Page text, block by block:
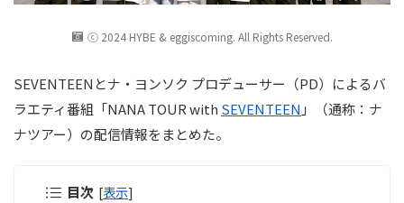
ⓒ 2024 HYBE & eggiscoming. All Rights Reserved.
SEVENTEENとナ・ヨンソク プロデューサー（PD）によるバ
ラエティ番組「NANA TOUR with SEVENTEEN 」（通称：ナ
ナツアー）の配信情報をまとめた。
目次 [表示]